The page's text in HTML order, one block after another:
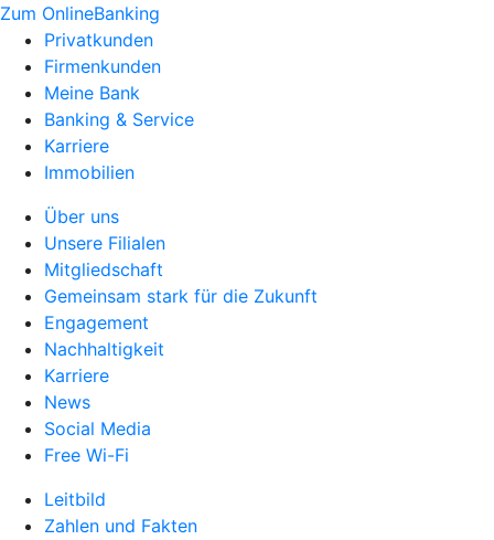
Zum OnlineBanking
Privatkunden
Firmenkunden
Meine Bank
Banking & Service
Karriere
Immobilien
Über uns
Unsere Filialen
Mitgliedschaft
Gemeinsam stark für die Zukunft
Engagement
Nachhaltigkeit
Karriere
News
Social Media
Free Wi-Fi
Leitbild
Zahlen und Fakten